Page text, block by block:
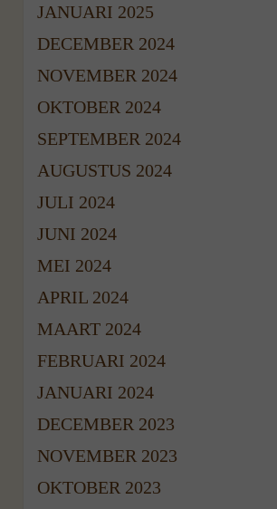
JANUARI 2025
DECEMBER 2024
NOVEMBER 2024
OKTOBER 2024
SEPTEMBER 2024
AUGUSTUS 2024
JULI 2024
JUNI 2024
MEI 2024
APRIL 2024
MAART 2024
FEBRUARI 2024
JANUARI 2024
DECEMBER 2023
NOVEMBER 2023
OKTOBER 2023